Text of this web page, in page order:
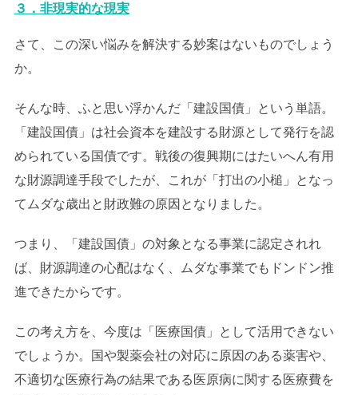
３．非現実的な現実
さて、この深い悩みを解決する妙案はないものでしょう
か。
そんな時、ふと思い浮かんだ「建設国債」という単語。
「建設国債」は社会資本を建設する財源として発行を認
められている国債です。戦後の復興期にはたいへん有用
な財源調達手段でしたが、これが「打出の小槌」となっ
てムダな歳出と財政難の原因となりました。
つまり、「建設国債」の対象となる事業に認定されれ
ば、財源調達の心配はなく、ムダな事業でもドンドン推
進できたからです。
この考え方を、今度は「医療国債」として活用できない
でしょうか。国や製薬会社の対応に原因のある薬害や、
不適切な医療行為の結果である医原病に関する医療費を